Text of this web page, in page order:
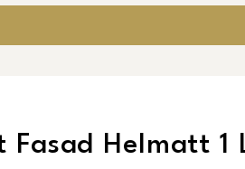
Fasad Helmatt 1